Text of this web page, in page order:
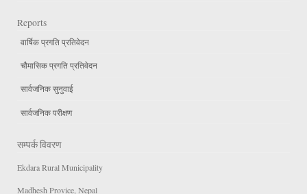
Reports
वार्षिक प्रगति प्रतिवेदन
चौमासिक प्रगति प्रतिवेदन
सार्वजनिक सुनुवाई
सार्वजनिक परीक्षण
सम्पर्क विवरण
Ekdara Rural Municipality
Madhesh Provice, Nepal